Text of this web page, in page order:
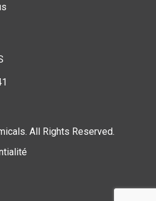
All Rights Reserved.